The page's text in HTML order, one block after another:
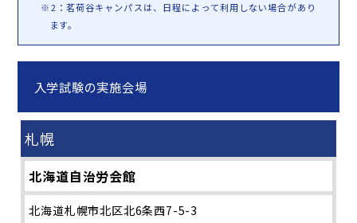
※2：茗荷谷キャンパスは、日程によって利用しない場合があり
ます。
入学試験の実施会場
札幌
北海道自治労会館
北海道札幌市北区北6条西7-5-3